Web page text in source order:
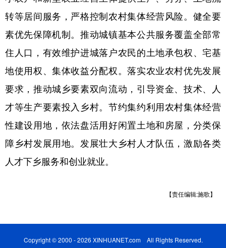
转等居间服务，严格控制农村集体经营风险。健全要
素优先保障机制。推动城镇基本公共服务覆盖全部常
住人口，有效维护进城落户农民的土地承包权、宅基
地使用权、集体收益分配权。落实农业农村优先发展
要求，推动城乡要素双向流动，引导资金、技术、人
才等生产要素投入乡村。节约集约利用农村集体经营
性建设用地，依法盘活用好闲置土地和房屋，分类保
障乡村发展用地。发展壮大乡村人才队伍，激励各类
人才下乡服务和创业就业。
【责任编辑:施歌】
Copyright © 2000 - 2026 XINHUANET.com All Rights Reserved.